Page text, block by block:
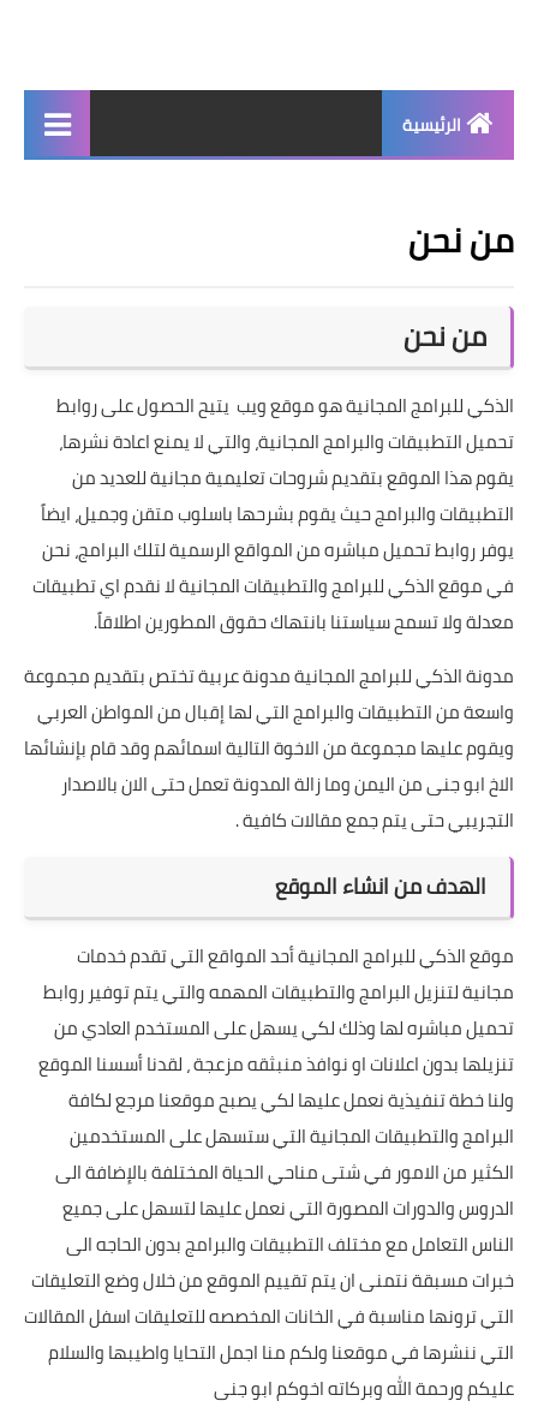
الرئيسية
واتساب بلس
من نحن
من نحن
الذكي للبرامج المجانية هو موقع ويب يتيح الحصول على روابط
تحميل التطبيقات والبرامج المجانية، والتي لا يمنع اعادة نشرها،
يقوم هذا الموقع بتقديم شروحات تعليمية مجانية للعديد من
التطبيقات والبرامج حيث يقوم بشرحها باسلوب متقن وجميل، ايضاً
يوفر روابط تحميل مباشره من المواقع الرسمية لتلك البرامج، نحن
في موقع الذكي للبرامج والتطبيقات المجانية لا نقدم اي تطبيقات
معدلة ولا تسمح سياستنا بانتهاك حقوق المطورين اطلاقاً.
مدونة الذكي للبرامج المجانية مدونة عربية تختص بتقديم مجموعة
واسعة من التطبيقات والبرامج التي لها إقبال من المواطن العربي
ويقوم عليها مجموعة من الاخوة التالية اسمائهم وقد قام بإنشائها
الاخ ابو جنى من اليمن وما زالة المدونة تعمل حتى الان بالاصدار
التجريبي حتى يتم جمع مقالات كافية .
الهدف من انشاء الموقع
موقع الذكي للبرامج المجانية أحد المواقع التي تقدم خدمات
مجانية لتنزيل البرامج والتطبيقات المهمه والتي يتم توفير روابط
تحميل مباشره لها وذلك لكي يسهل على المستخدم العادي من
تنزيلها بدون اعلانات او نوافذ منبثقه مزعجة ، لقدنا أسسنا الموقع
ولنا خطة تنفيذية نعمل عليها لكي يصبح موقعنا مرجع لكافة
البرامج والتطبيقات المجانية التي ستسهل على المستخدمين
الكثير من الامور في شتى مناحي الحياة المختلفة بالإضافة الى
الدروس والدورات المصورة التي نعمل عليها لتسهل على جميع
الناس التعامل مع مختلف التطبيقات والبرامج بدون الحاجه الى
خبرات مسبقة نتمنى ان يتم تقييم الموقع من خلال وضع التعليقات
التي ترونها مناسبة في الخانات المخصصه للتعليقات اسفل المقالات
التي ننشرها في موقعنا ولكم منا اجمل التحايا واطيبها والسلام
عليكم ورحمة الله وبركاته اخوكم ابو جنى